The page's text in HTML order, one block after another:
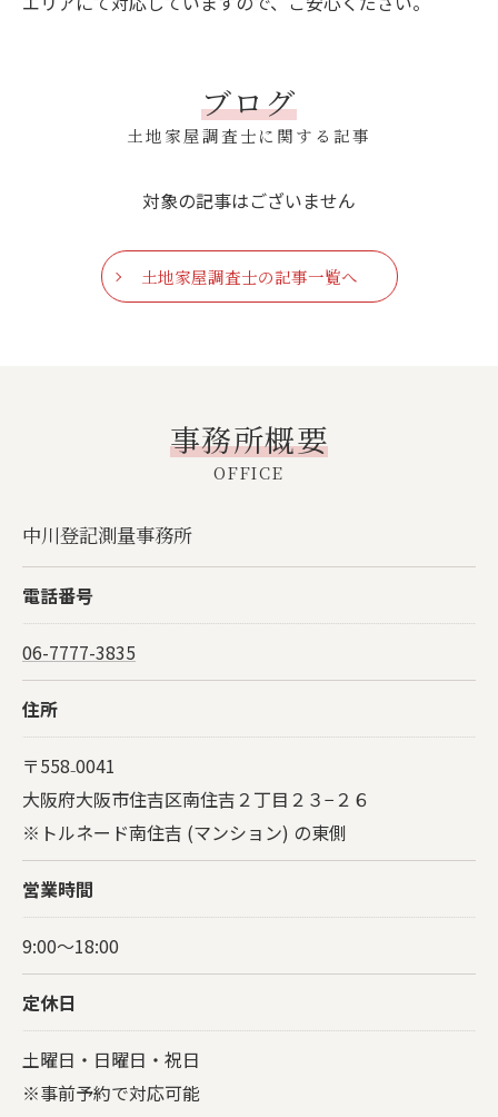
ブログ
土地家屋調査士に関する記事
対象の記事はございません
土地家屋調査士の記事一覧へ
事務所概要
OFFICE
中川登記測量事務所
電話番号
06-7777-3835
住所
〒558₋0041
大阪府大阪市住吉区南住吉２丁目２３−２６
※トルネード南住吉 (マンション) の東側
営業時間
9:00～18:00
定休日
土曜日・日曜日・祝日
※事前予約で対応可能